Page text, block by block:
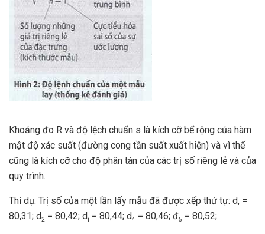
Khoảng đo R và độ lệch chuẩn s là kích cỡ bể rộng của hàm
mật độ xác suất (đường cong tần suất xuất hiện) và vì thế
cũng là kích cỡ cho độ phân tán của các trị số riêng lẻ và của
quy trình.
Thí dụ: Trị số của một lần lấy mẫu đã được xếp thứ tự: d, =
80,31; d2 = 80,42; dì = 80,44; d4 = 80,46; đ5 = 80,52;